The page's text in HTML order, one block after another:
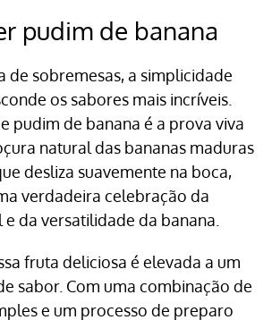
pudim de banana
de sobremesas, a simplicidade
os sabores mais incríveis.
pudim de banana é a prova viva
natural das bananas maduras
desliza suavemente na boca,
verdadeira celebração da
da versatilidade da banana.
fruta deliciosa é elevada a um
sabor. Com uma combinação de
e um processo de preparo